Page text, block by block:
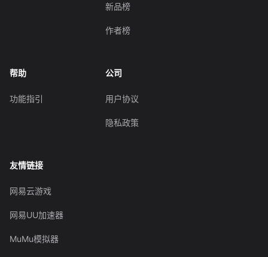
新品榜
作者榜
帮助
功能指引
公司
用户协议
隐私政策
友情链接
网易云游戏
网易UU加速器
MuMu模拟器